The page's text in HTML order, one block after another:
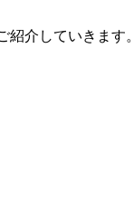
介していきます。